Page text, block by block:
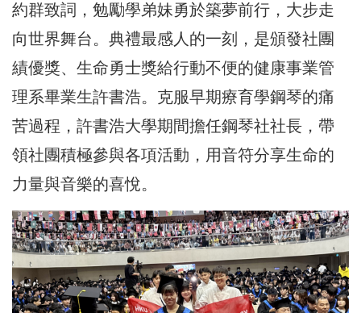
約群致詞，勉勵學弟妹勇於築夢前行，大步走
向世界舞台。典禮最感人的一刻，是頒發社團
績優獎、生命勇士獎給行動不便的健康事業管
理系畢業生許書浩。克服早期療育學鋼琴的痛
苦過程，許書浩大學期間擔任鋼琴社社長，帶
領社團積極參與各項活動，用音符分享生命的
力量與音樂的喜悅。